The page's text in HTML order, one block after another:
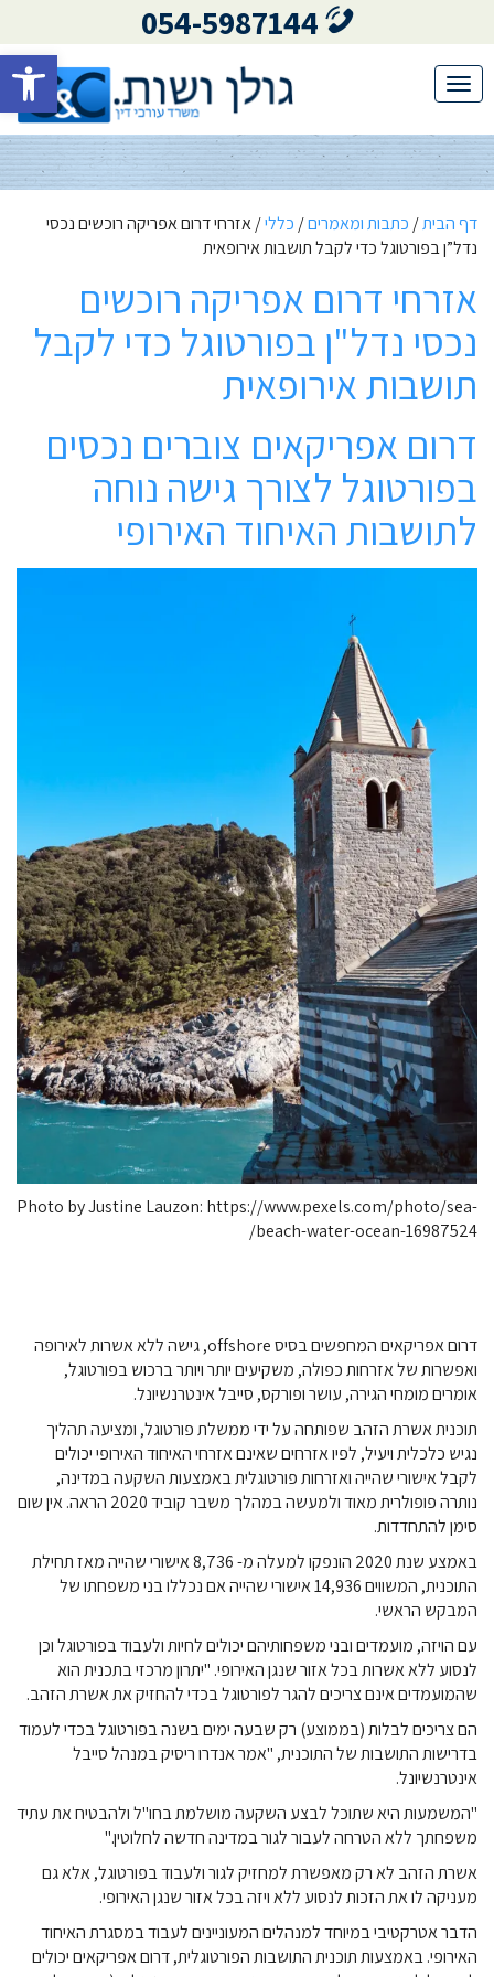
פתח
054-5987144
Toggle
דף הבית/ כתבות ומאמרים/ כללי/אזרחי דרום אפריקה רוכשים נכסי
נדל”ן בפורטוגל כדי לקבל תושבות אירופאית
אזרחי דרום אפריקה רוכשים
נכסי נדל"ן בפורטוגל כדי לקבל
תושבות אירופאית
דרום אפריקאים צוברים נכסים
בפורטוגל לצורך גישה נוחה
לתושבות האיחוד האירופי
Photo by Justine Lauzon: https://www.pexels.com/photo/sea-
beach-water-ocean-16987524/
דרום אפריקאים המחפשים בסיס offshore, גישה ללא אשרות לאירופה
ואפשרות של אזרחות כפולה, משקיעים יותר ויותר ברכוש בפורטוגל,
אומרים מומחי הגירה, עושר ופורקס, סייבל אינטרנשיונל.
תוכנית אשרת הזהב שפותחה על ידי ממשלת פורטוגל, ומציעה תהליך
נגיש כלכלית ויעיל, לפיו אזרחים שאינם אזרחי האיחוד האירופי יכולים
לקבל אישורי שהייה ואזרחות פורטוגלית באמצעות השקעה במדינה,
נותרה פופולרית מאוד ולמעשה במהלך משבר קוביד 2020 הראה. אין שום
סימן להתחדדות.
באמצע שנת 2020 הונפקו למעלה מ- 8,736 אישורי שהייה מאז תחילת
התוכנית, המשווים 14,936 אישורי שהייה אם נכללו בני משפחתו של
המבקש הראשי.
עם הויזה, מועמדים ובני משפחותיהם יכולים לחיות ולעבוד בפורטוגל וכן
לנסוע ללא אשרות בכל אזור שנגן האירופי. "יתרון מרכזי בתכנית הוא
שהמועמדים אינם צריכים להגר לפורטוגל בכדי להחזיק את אשרת הזהב.
הם צריכים לבלות (בממוצע) רק שבעה ימים בשנה בפורטוגל בכדי לעמוד
בדרישות התושבות של התוכנית, "אמר אנדרו ריסיק במנהל סייבל
אינטרנשיונל.
"המשמעות היא שתוכל לבצע השקעה מושלמת בחו"ל ולהבטיח את עתיד
משפחתך ללא הטרחה לעבור לגור במדינה חדשה לחלוטין."
אשרת הזהב לא רק מאפשרת למחזיק לגור ולעבוד בפורטוגל, אלא גם
מעניקה לו את הזכות לנסוע ללא ויזה בכל אזור שנגן האירופי.
הדבר אטרקטיבי במיוחד למנהלים המעוניינים לעבוד במסגרת האיחוד
האירופי. באמצעות תוכנית התושבות הפורטוגלית, דרום אפריקאים יכולים